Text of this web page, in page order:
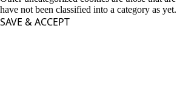
have not been classified into a category as yet.
SAVE & ACCEPT